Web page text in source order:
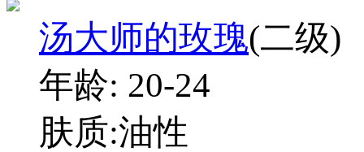
汤大师的玫瑰(二级)
年龄: 20-24
肤质:油性